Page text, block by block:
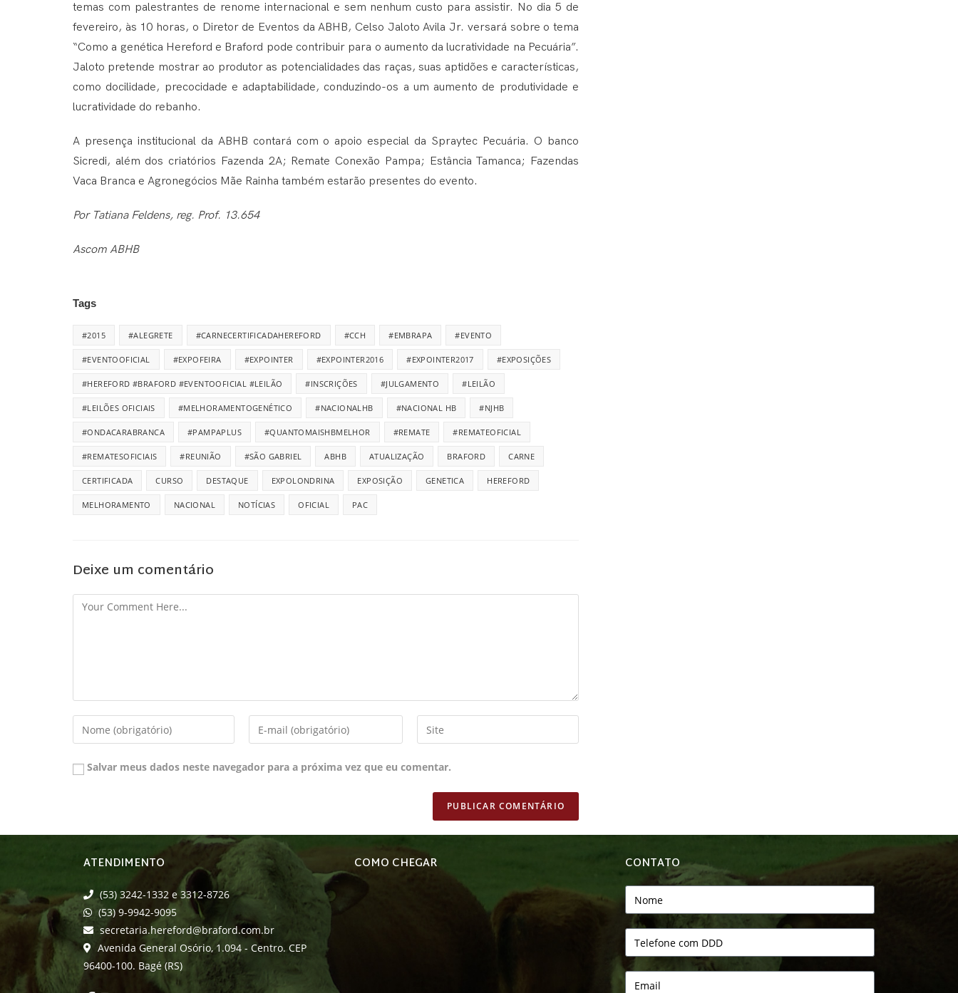
temas com palestrantes de renome internacional e sem nenhum custo para assistir. No dia 5 de
fevereiro, às 10 horas, o Diretor de Eventos da ABHB, Celso Jaloto Avila Jr. versará sobre o tema
“Como a genética Hereford e Braford pode contribuir para o aumento da lucratividade na Pecuária”.
Jaloto pretende mostrar ao produtor as potencialidades das raças, suas aptidões e características,
como docilidade, precocidade e adaptabilidade, conduzindo-os a um aumento de produtividade e
lucratividade do rebanho.
A presença institucional da ABHB contará com o apoio especial da Spraytec Pecuária. O banco
Sicredi, além dos criatórios Fazenda 2A; Remate Conexão Pampa; Estância Tamanca; Fazendas
Vaca Branca e Agronegócios Mãe Rainha também estarão presentes do evento.
Por Tatiana Feldens, reg. Prof. 13.654
Ascom ABHB
Tags
#2015 #ALEGRETE #CARNECERTIFICADAHEREFORD #CCH #EMBRAPA #EVENTO
#EVENTOOFICIAL #EXPOFEIRA #EXPOINTER #EXPOINTER2016 #EXPOINTER2017 #EXPOSIÇÕES
#HEREFORD #BRAFORD #EVENTOOFICIAL #LEILÃO #INSCRIÇÕES #JULGAMENTO #LEILÃO
#LEILÕES OFICIAIS #MELHORAMENTOGENÉTICO #NACIONALHB #NACIONAL HB #NJHB
#ONDACARABRANCA #PAMPAPLUS #QUANTOMAISHBMELHOR #REMATE #REMATEOFICIAL
#REMATESOFICIAIS #REUNIÃO #SÃO GABRIEL ABHB ATUALIZAÇÃO BRAFORD CARNE
CERTIFICADA CURSO DESTAQUE EXPOLONDRINA EXPOSIÇÃO GENETICA HEREFORD
MELHORAMENTO NACIONAL NOTÍCIAS OFICIAL PAC
Deixe um comentário
Salvar meus dados neste navegador para a próxima vez que eu comentar.
ATENDIMENTO
(53) 3242-1332 e 3312-8726
(53) 9-9942-9095
secretaria.hereford@braford.com.br
Avenida General Osório, 1.094 - Centro. CEP
96400-100. Bagé (RS)
COMO CHEGAR CONTATO